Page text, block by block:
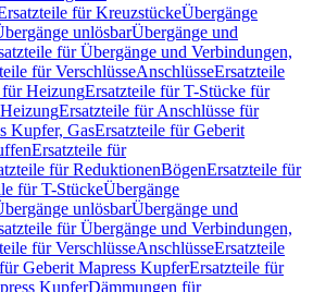
für KreuzstückeÜbergänge
unlösbarÜbergänge und
für Übergänge und Verbindungen,
für VerschlüsseAnschlüsseErsatzteile
HeizungErsatzteile für T-Stücke für
Ersatzteile für Anschlüsse für
Kupfer, GasErsatzteile für Geberit
Ersatzteile für
für ReduktionenBögenErsatzteile für
für T-StückeÜbergänge
unlösbarÜbergänge und
für Übergänge und Verbindungen,
für VerschlüsseAnschlüsseErsatzteile
Geberit Mapress KupferErsatzteile für
KupferDämmungen für